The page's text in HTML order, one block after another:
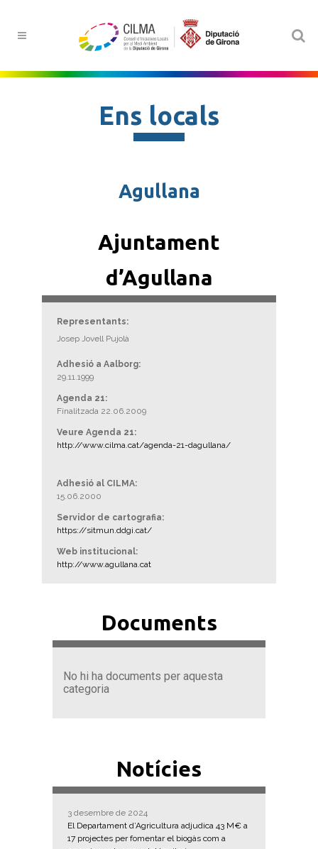
Ens locals
Agullana
Ajuntament
d’Agullana
Representants:
Josep Jovell Pujolà
Adhesió a Aalborg:
29.11.1999
Agenda 21:
Finalitzada 22.06.2009
Veure Agenda 21:
http://www.cilma.cat/agenda-21-dagullana/
Adhesió al CILMA:
15.06.2000
Servidor de cartografia:
https://sitmun.ddgi.cat/
Web institucional:
http://www.agullana.cat
Documents
No hi ha documents per aquesta
categoria
Notícies
3 desembre de 2024
El Departament d’Agricultura adjudica 43 M€ a
17 projectes per fomentar el biogàs com a